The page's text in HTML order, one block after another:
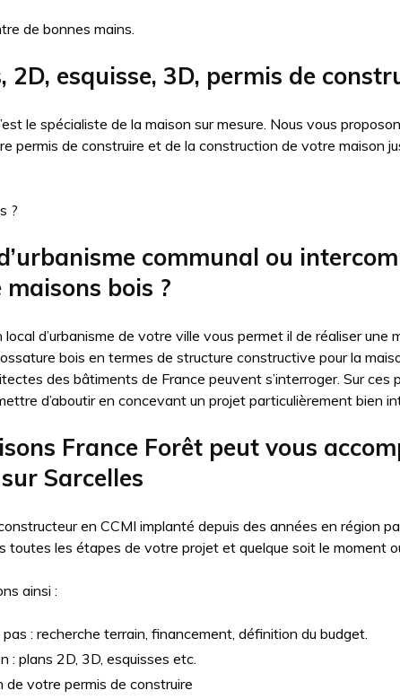
de bonnes mains.
2D, esquisse, 3D, permis de
le spécialiste de la maison sur mesure. Nous vous
permis de construire et de la construction de votre maison
?
communal ou
bois ?
local d’urbanisme de votre ville vous permet il de réaliser
bois en termes de structure constructive pour la
des bâtiments de France peuvent s’interroger. Sur
d’aboutir en concevant un projet particulièrement bien
France Forêt peut vous
Sarcelles
en CCMI implanté depuis des années en région
toutes les étapes de votre projet et quelque soit le moment
ainsi :
: recherche terrain, financement, définition du budget.
: plans 2D, 3D, esquisses etc.
de votre permis de construire